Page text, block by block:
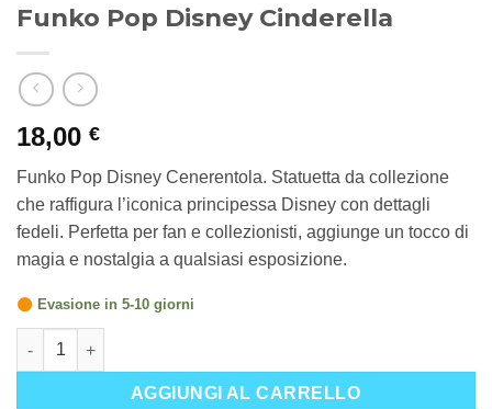
Funko Pop Disney Cinderella
18,00 €
Funko Pop Disney Cenerentola. Statuetta da collezione
che raffigura l’iconica principessa Disney con dettagli
fedeli. Perfetta per fan e collezionisti, aggiunge un tocco di
magia e nostalgia a qualsiasi esposizione.
Evasione in 5-10 giorni
Funko Pop Disney Cinderella quantità
AGGIUNGI AL CARRELLO